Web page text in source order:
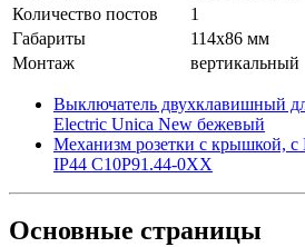
Количество постов
1
Габариты
114x86 мм
Монтаж
вертикальный
Выключатель двухклавишный
Electric Unica New бежевый
Механизм розетки с крышкой, с
IP44 С10Р91.44-0ХХ
Основные страницы